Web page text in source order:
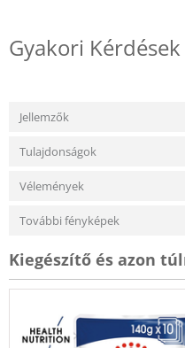
Gyakori Kérdések
Jellemzők
Tulajdonságok
Vélemények
További fényképek
Kiegészítő és azon